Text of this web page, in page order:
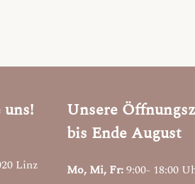
Linz
Unsere
bis Ende August
Mo, Mi, Fr:9:00- 18:00